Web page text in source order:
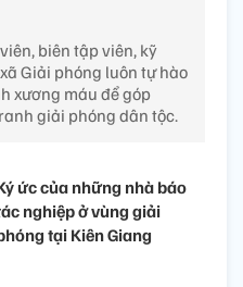
biên tập viên, kỹ
Giải phóng luôn tự hào
xương máu để góp
giải phóng dân tộc.
ức của những nhà báo
nghiệp ở vùng giải
tại Kiên Giang